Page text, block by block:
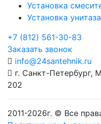
Установка
Установка
+7 (812) 561-30-83
Заказать звонок
info@24santehnik.ru
г. Санкт-Петербург,
202
2011-2026г. © Все